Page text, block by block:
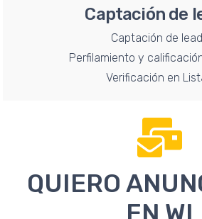
Captación de
Captación de
Perfilamiento y
Verificación en
QUIERO